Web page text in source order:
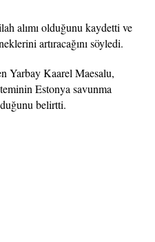
alımı olduğunu kaydetti ve
artıracağını söyledi.
Yarbay Kaarel Maesalu,
Estonya savunma
belirtti.